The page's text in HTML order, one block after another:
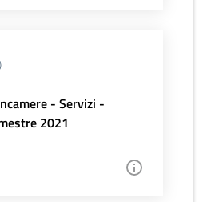
- Servizi -
2021